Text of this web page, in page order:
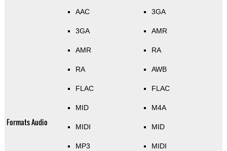
Formats Audio
AAC
3GA
AMR
RA
FLAC
MID
MIDI
MP3
3GA
AMR
RA
AWB
FLAC
M4A
MID
MIDI